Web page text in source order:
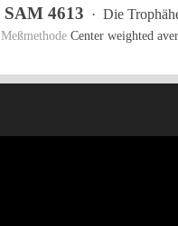
SAM 4613 · Die
Meßmethode Center weighted